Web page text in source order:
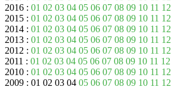
2016 : 01 02 03 04 05 06 07 08 09 10 11 12
2015 : 01 02 03 04 05 06 07 08 09 10 11 12
2014 : 01 02 03 04 05 06 07 08 09 10 11 12
2013 : 01 02 03 04 05 06 07 08 09 10 11 12
2012 : 01 02 03 04 05 06 07 08 09 10 11 12
2011 : 01 02 03 04 05 06 07 08 09 10 11 12
2010 : 01 02 03 04 05 06 07 08 09 10 11 12
2009 : 01 02 03 04 05 06 07 08 09 10 11 12